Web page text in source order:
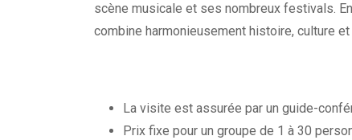
scène musicale et ses nombreux festivals.
combine harmonieusement histoire, culture
La visite est assurée par un guide-
Prix fixe pour un groupe de 1 à 30